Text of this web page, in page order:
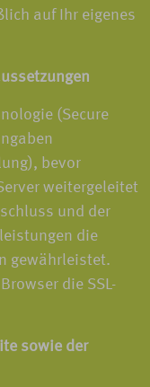
auf Ihr eigenes
(Secure
bevor
weitergeleitet
und der
die
gewährleistet.
die SSL-
sowie der